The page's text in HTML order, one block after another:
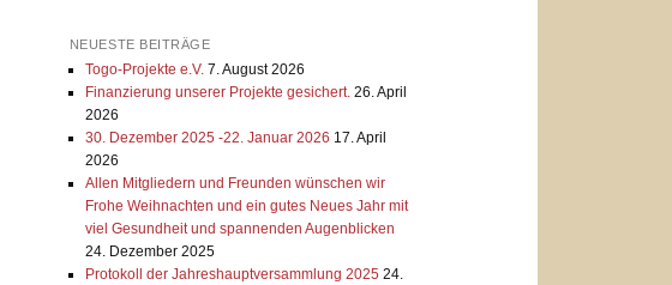
NEUESTE BEITRÄGE
Togo-Projekte e.V. 7. August 2026
Finanzierung unserer Projekte gesichert. 26. April
2026
30. Dezember 2025 -22. Januar 2026 17. April
2026
Allen Mitgliedern und Freunden wünschen wir
Frohe Weihnachten und ein gutes Neues Jahr mit
viel Gesundheit und spannenden Augenblicken
24. Dezember 2025
Protokoll der Jahreshauptversammlung 2025 24.